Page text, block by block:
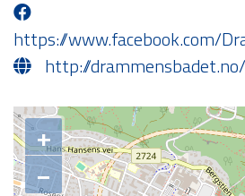
https://www.facebook.com/
http://drammensbadet.no/
+
−